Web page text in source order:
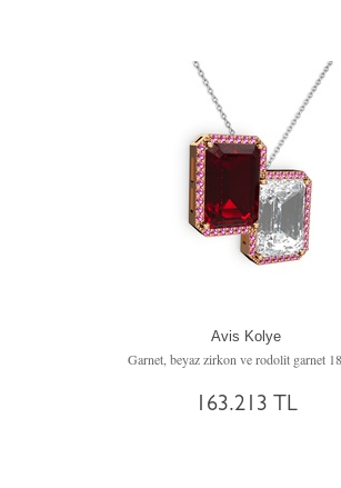
Avis Kolye
163.213 TL